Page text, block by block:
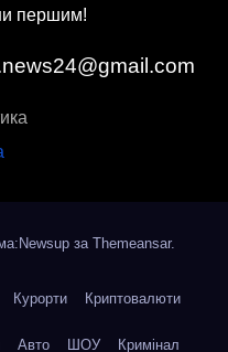
першим!
заThemeansar.
Курорти Криптовалюти
Авто ШОУ Кримінал